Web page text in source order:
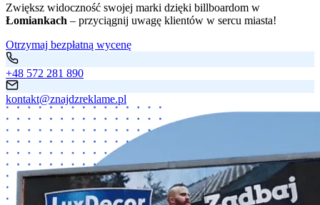
Zwiększ widoczność swojej marki dzięki billboardom w
Łomiankach – przyciągnij uwagę klientów w sercu miasta!
Otrzymaj bezpłatną wycenę
+48 572 281 890
kontakt@znajdzreklame.pl